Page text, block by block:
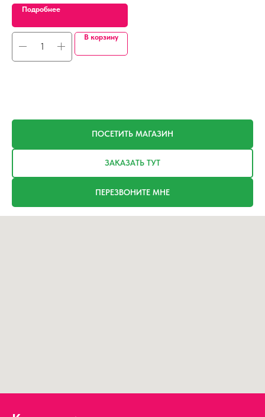
Подробнее
В корзину
ПОСЕТИТЬ МАГАЗИН
ЗАКАЗАТЬ ТУТ
ПЕРЕЗВОНИТЕ МНЕ